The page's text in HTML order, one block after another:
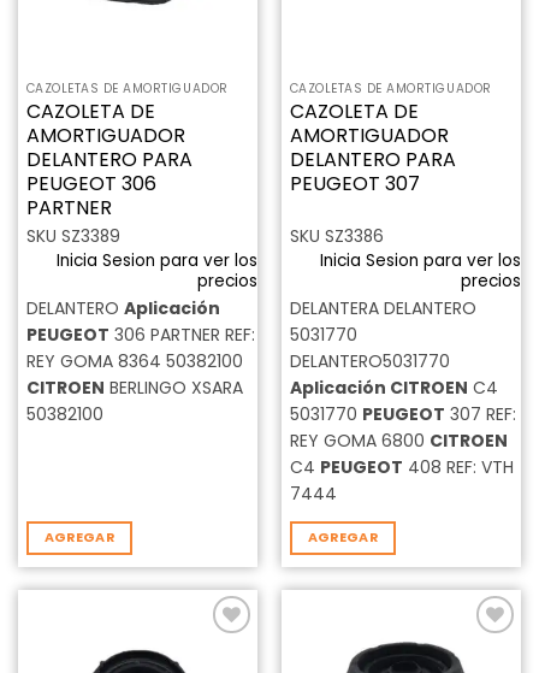
CAZOLETAS DE AMORTIGUADOR
CAZOLETA DE
AMORTIGUADOR
DELANTERO PARA
PEUGEOT 306
PARTNER
SKU SZ3389
Inicia Sesion para ver los
precios
DELANTERO Aplicación
PEUGEOT 306 PARTNER REF:
REY GOMA 8364 50382100
CITROEN BERLINGO XSARA
50382100
AGREGAR
CAZOLETAS DE AMORTIGUADOR
CAZOLETA DE
AMORTIGUADOR
DELANTERO PARA
PEUGEOT 307
SKU SZ3386
Inicia Sesion para ver los
precios
DELANTERA DELANTERO
5031770
DELANTERO5031770
Aplicación CITROEN C4
5031770 PEUGEOT 307 REF:
REY GOMA 6800 CITROEN
C4 PEUGEOT 408 REF: VTH
7444
AGREGAR